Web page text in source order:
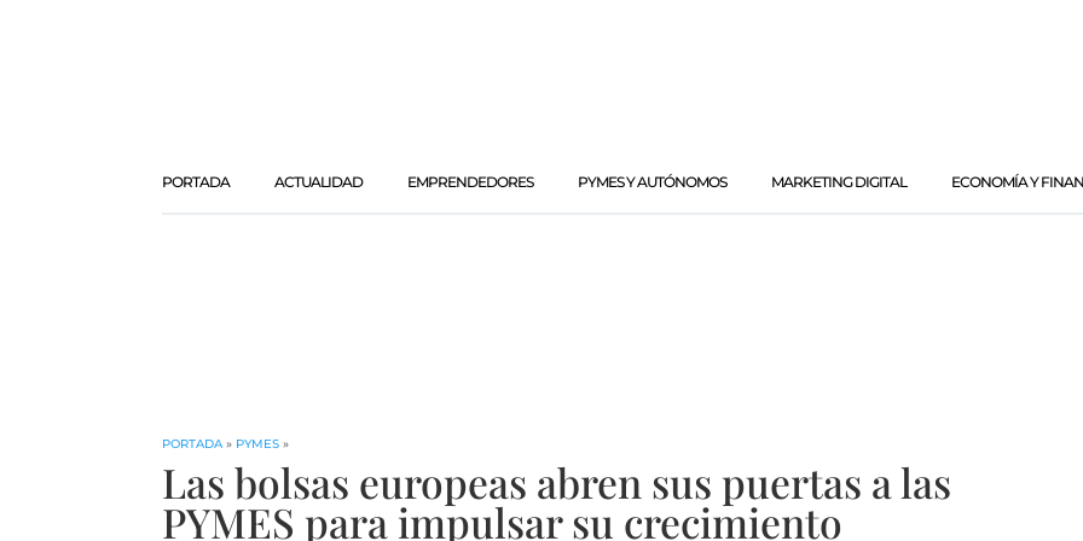
PORTADA ACTUALIDAD EMPRENDEDORES PYMES Y AUTÓNOMOS MARKETING DIGITAL ECONOMÍA Y
PORTADA » PYMES »
Las bolsas europeas abren sus puertas a las
PYMES para impulsar su crecimiento